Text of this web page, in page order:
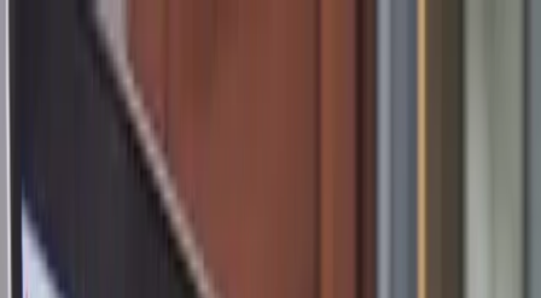
Webverkstan
Expertis
Boka 30 min
Marketing automation
Marketing automation kopplar
segment, samtycke och kunddata